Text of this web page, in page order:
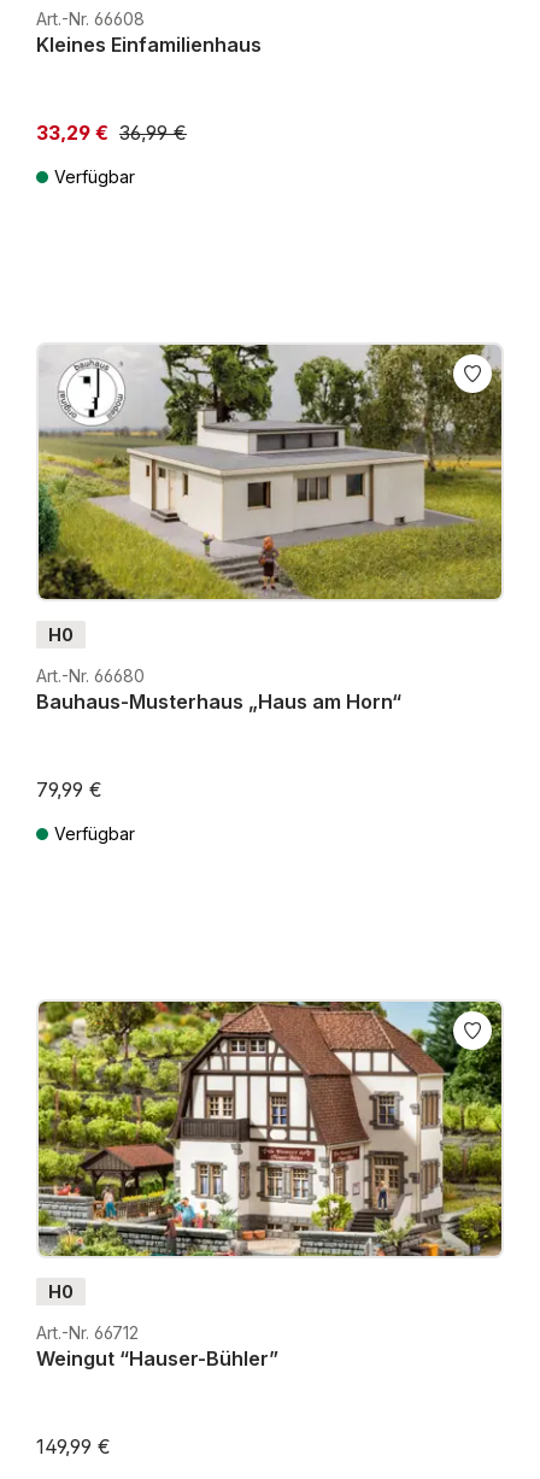
Art.-Nr. 66608
Kleines Einfamilienhaus
33,29 € 36,99 €
Verfügbar
H0
Art.-Nr. 66680
Bauhaus-Musterhaus „Haus am Horn“
79,99 €
Verfügbar
H0
Art.-Nr. 66712
Weingut “Hauser-Bühler”
149,99 €